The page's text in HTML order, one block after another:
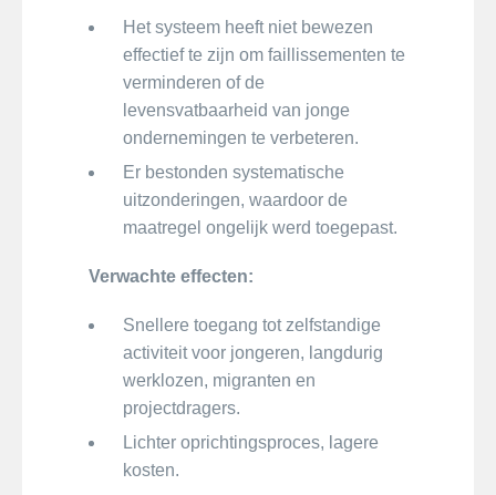
Het systeem heeft niet bewezen
effectief te zijn om faillissementen te
verminderen of de
levensvatbaarheid van jonge
ondernemingen te verbeteren.
Er bestonden systematische
uitzonderingen, waardoor de
maatregel ongelijk werd toegepast.
Verwachte effecten:
Snellere toegang tot zelfstandige
activiteit voor jongeren, langdurig
werklozen, migranten en
projectdragers.
Lichter oprichtingsproces, lagere
kosten.